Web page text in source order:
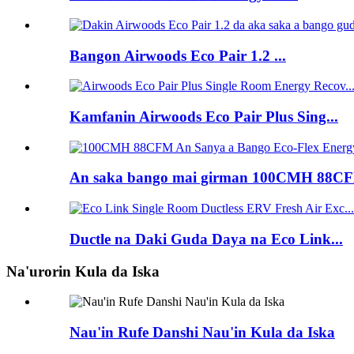
Bangon Airwoods Eco Pair 1.2 ...
Kamfanin Airwoods Eco Pair Plus Sing...
An saka bango mai girman 100CMH
Ductle na Daki Guda Daya na Eco Link...
Na'urorin Kula da Iska
Nau'in Rufe Danshi Nau'in Kula da Iska